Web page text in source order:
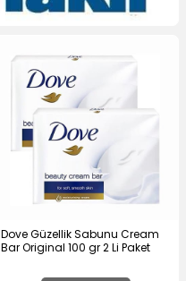
Dove Güzellik Sabunu Cream
Bar Original 100 gr 2 Li Paket